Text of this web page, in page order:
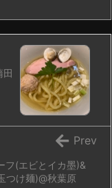
田
フ(エビとイカ墨)&
つけ麺)@秋葉原
Prev